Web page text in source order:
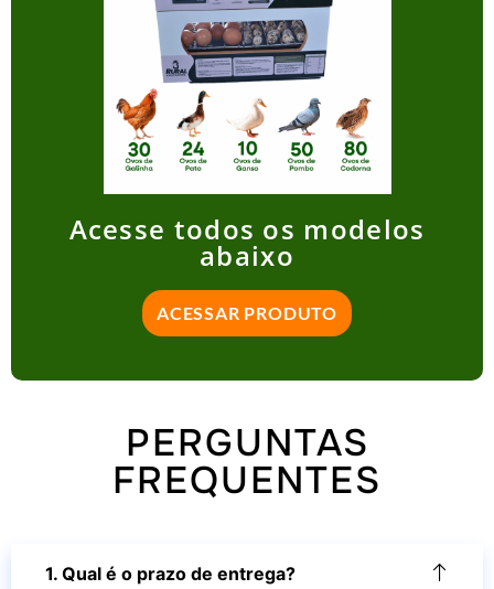
Acesse todos os modelos
abaixo
ACESSAR PRODUTO
PERGUNTAS
FREQUENTES
1. Qual é o prazo de entrega?